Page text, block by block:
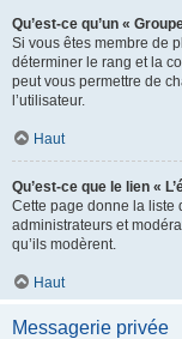
Qu’est-ce qu’un «
Si vous êtes membre de
déterminer le rang et la
peut vous permettre de
l’utilisateur.
Haut
Qu’est-ce que le lien «
Cette page donne la liste
administrateurs et
qu’ils modèrent.
Haut
Messagerie privée